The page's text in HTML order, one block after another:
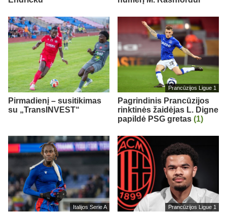
Pirmadienį – susitikimas
su „TransINVEST“
Prancūzijos Ligue 1
Pagrindinis Prancūzijos
rinktinės žaidėjas L. Digne
papildė PSG gretas (1)
Italijos Serie A Prancūzijos Ligue 1